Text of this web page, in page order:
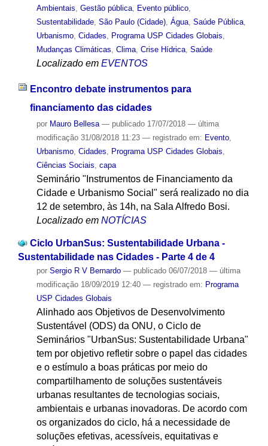
Ambientais, Gestão pública, Evento público,
Sustentabilidade, São Paulo (Cidade), Água, Saúde Pública,
Urbanismo, Cidades, Programa USP Cidades Globais,
Mudanças Climáticas, Clima, Crise Hídrica, Saúde
Localizado em EVENTOS
Encontro debate instrumentos para
financiamento das cidades
por Mauro Bellesa — publicado17/07/2018 — última
modificação31/08/2018 11:23 — registrado em: Evento,
Urbanismo, Cidades Programa USP Cidades Globais
Ciências Sociais capa
Seminário "Instrumentos de Financiamento da
Cidade e Urbanismo Social" será realizado no dia
12 de setembro, às 14h, na Sala Alfredo Bosi.
Localizado em NOTÍCIAS
Ciclo UrbanSus: Sustentabilidade Urbana -
Sustentabilidade nas Cidades - Parte 4 de 4
por Sergio R V Bernardo — publicado06/07/2018 — última
modificação18/09/2019 12:40 — registrado em: Programa
USP Cidades Globais
Alinhado aos Objetivos de Desenvolvimento
Sustentável (ODS) da ONU, o Ciclo de
Seminários "UrbanSus: Sustentabilidade Urbana"
tem por objetivo refletir sobre o papel das cidades
e o estímulo a boas práticas por meio do
compartilhamento de soluções sustentáveis
urbanas resultantes de tecnologias sociais,
ambientais e urbanas inovadoras. De acordo com
os organizados do ciclo, há a necessidade de
soluções efetivas, acessíveis, equitativas e